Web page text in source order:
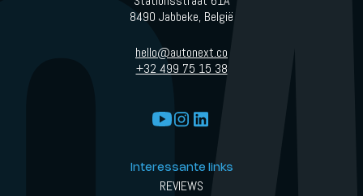
8490 Jabbeke, België
hello@autonext.co
+32 499 75 15 38
Interessante links
REVIEWS